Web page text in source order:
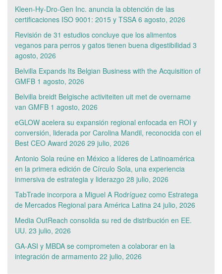
Kleen-Hy-Dro-Gen Inc. anuncia la obtención de las
certificaciones ISO 9001: 2015 y TSSA 6 agosto, 2026
Revisión de 31 estudios concluye que los alimentos
veganos para perros y gatos tienen buena digestibilidad 3
agosto, 2026
Belvilla Expands Its Belgian Business with the Acquisition of
GMFB 1 agosto, 2026
Belvilla breidt Belgische activiteiten uit met de overname
van GMFB 1 agosto, 2026
eGLOW acelera su expansión regional enfocada en ROI y
conversión, liderada por Carolina Mandil, reconocida con el
Best CEO Award 2026 29 julio, 2026
Antonio Sola reúne en México a líderes de Latinoamérica
en la primera edición de Círculo Sola, una experiencia
inmersiva de estrategia y liderazgo 28 julio, 2026
TabTrade incorpora a Miguel A Rodríguez como Estratega
de Mercados Regional para América Latina 24 julio, 2026
Media OutReach consolida su red de distribución en EE.
UU. 23 julio, 2026
GA-ASI y MBDA se comprometen a colaborar en la
integración de armamento 22 julio, 2026